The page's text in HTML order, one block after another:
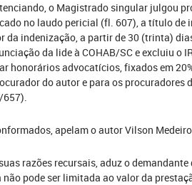
o Magistrado singular julgou
no laudo pericial (fl. 607), a título de
da indenização, a partir de 30 (trinta)
da lide à COHAB/SC e excluiu o
honorários advocatícios, fixados em
do autor e para os procuradores
657).
apelam o autor Vilson
razões recursais, aduz o
não pode ser limitada ao valor da